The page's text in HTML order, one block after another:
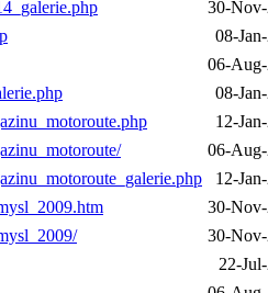
30-
08-
06-
08-
12-
06-
12-
30-
30-
22-